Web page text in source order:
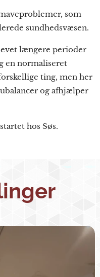
som
sundhedsvæsen.
længere perioder
en normaliseret
ting, men her
og afhjælper
hos Søs.